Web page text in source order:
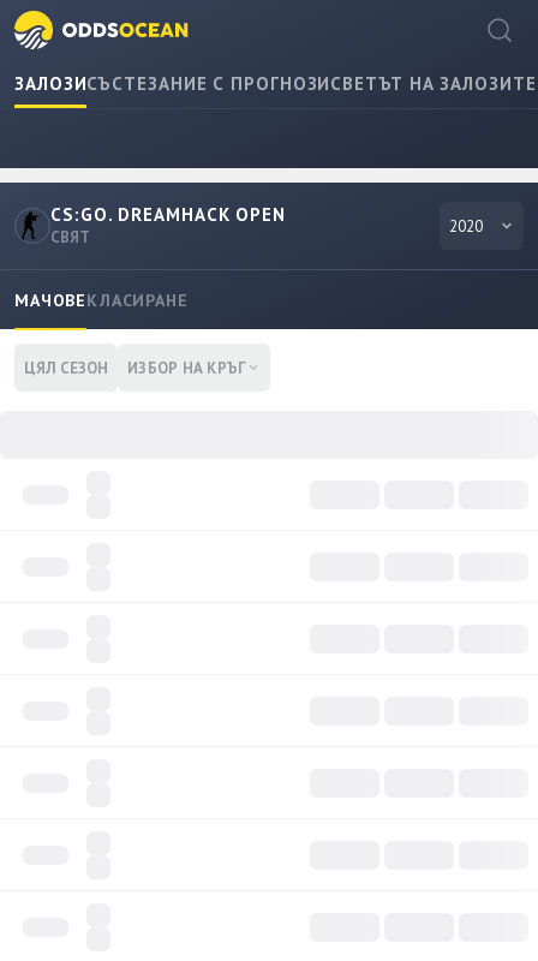
ЗАЛОЗИСЪСТЕЗАНИЕ С ПРОГНОЗИСВЕТЪТ НА ЗАЛОЗИТЕ
CS:GO. DREAMHACK OPEN
СВЯТ
2020
МАЧОВЕКЛАСИРАНЕ
ЦЯЛ СЕЗОН ИЗБОР НА КРЪГ